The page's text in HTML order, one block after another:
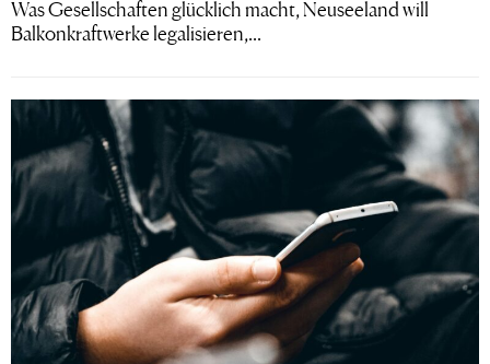
Was Gesellschaften glücklich macht, Neuseeland will
Balkonkraftwerke legalisieren,...